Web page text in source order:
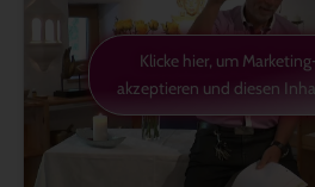
Klicke hier, um
akzeptieren und diesen